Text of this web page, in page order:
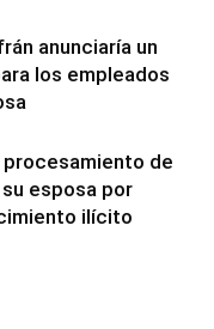
anunciaría un
los empleados
procesamiento de
esposa por
ilícito